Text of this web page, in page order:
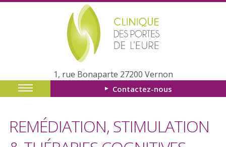
1, rue Bonaparte 27200 Vernon
Contactez-nous
REMÉDIATION, STIMULATION